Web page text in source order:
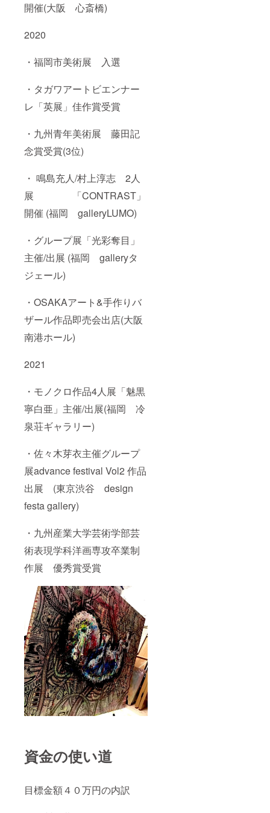
開催(大阪 心斎橋)
2020
・福岡市美術展 入選
・タガワアートビエンナー
レ「英展」佳作賞受賞
・九州青年美術展 藤田記
念賞受賞(3位)
・ 鳴島充人/村上淳志 2人
展 「CONTRAST」
開催 (福岡 galleryLUMO)
・グループ展「光彩奪目」
主催/出展 (福岡 galleryタ
ジェール)
・OSAKAアート&手作りバ
ザール作品即売会出店(大阪
南港ホール)
2021
・モノクロ作品4人展「魅黒
寧白亜」主催/出展(福岡 冷
泉荘ギャラリー)
・佐々木芽衣主催グループ
展advance festival Vol2 作品
出展 (東京渋谷 design
festa gallery)
・九州産業大学芸術学部芸
術表現学科洋画専攻卒業制
作展 優秀賞受賞
資金の使い道
目標金額４０万円の内訳